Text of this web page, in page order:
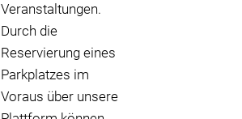
Veranstaltungen.
Durch die
Reservierung eines
Parkplatzes im
Voraus über unsere